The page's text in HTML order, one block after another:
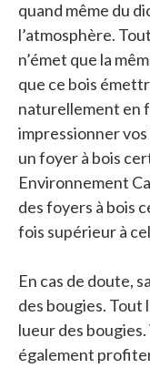
quand même du
l’atmosphère.
n’émet que la
que ce bois
naturellement en
impressionner
un foyer à bois
Environnement
des foyers à bois
fois supérieur à
En cas de doute,
des bougies. Tout
lueur des
également